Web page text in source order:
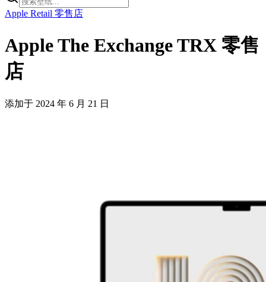
Apple Retail 零售店
Apple The Exchange TRX 零售
店
添加于 2024 年 6 月 21 日